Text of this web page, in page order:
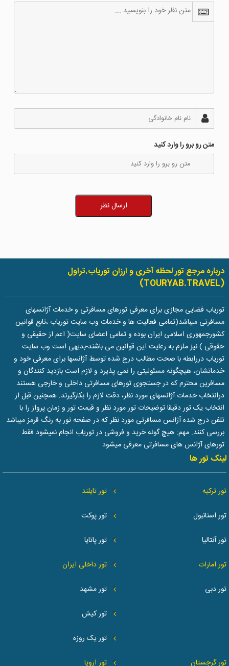
متن رو برو را وارد کنید
ارسال نظر
درباره مرجع تور لحظه آخری و ارزان توریاب.تراول
(TOURYAB.TRAVEL)
توریاب فضایی مجازی برای معرفی تورهای مسافرتی و خدمات آژانسهای
مسافرتی میباشد(تمامی فعالیت ها و خدمات وب سایت توریاب ،تابع قوانین
کشورجمهوری اسلامی ایران بوده و تمامی اعضای سایت( اعم از حقیقی و
حقوقی ) نیز ملزم به رعایت این قوانین می باشند-بدیهی است وب سایت
توریاب دررابطه با صحت مطالب درج شده توسط آژانسها برای معرفی خود و
خدماتشان، هیچگونه مسئولیتی را نمی پذیرد و لازم است بازدید کنندگان و
مسافرین محترم که در جستجوی تورهای مسافرتی داخلی و خارجی هستند
درانتخاب خدمات آژانسهای مورد نظر، دقت لازم را بکارگیرند. همچنین قبل از
انتخاب یک تور دقیقا توضیحات تور مورد نظر و قیمت تور و زمان پرواز را با
تلفن درج شده آژانس مسافرتی مورد نظر که در صفحه تور به رنگ قرمز میباشد
بررسی کنند. مهم: هیچ گونه خرید و فروشی در توریاب انجام نمیشود فقط
تورهای آژانس های مسافرتی معرفی میشود
لینک تور ها
تور ترکیه
تور استانبول
تور آنتالیا
تور تایلند
تور پوکت
تور پاتایا
تور امارات
تور دبی
تور داخلی ایران
تور مشهد
تور کیش
تور یک روزه
تور گرجستان
تور اروپا